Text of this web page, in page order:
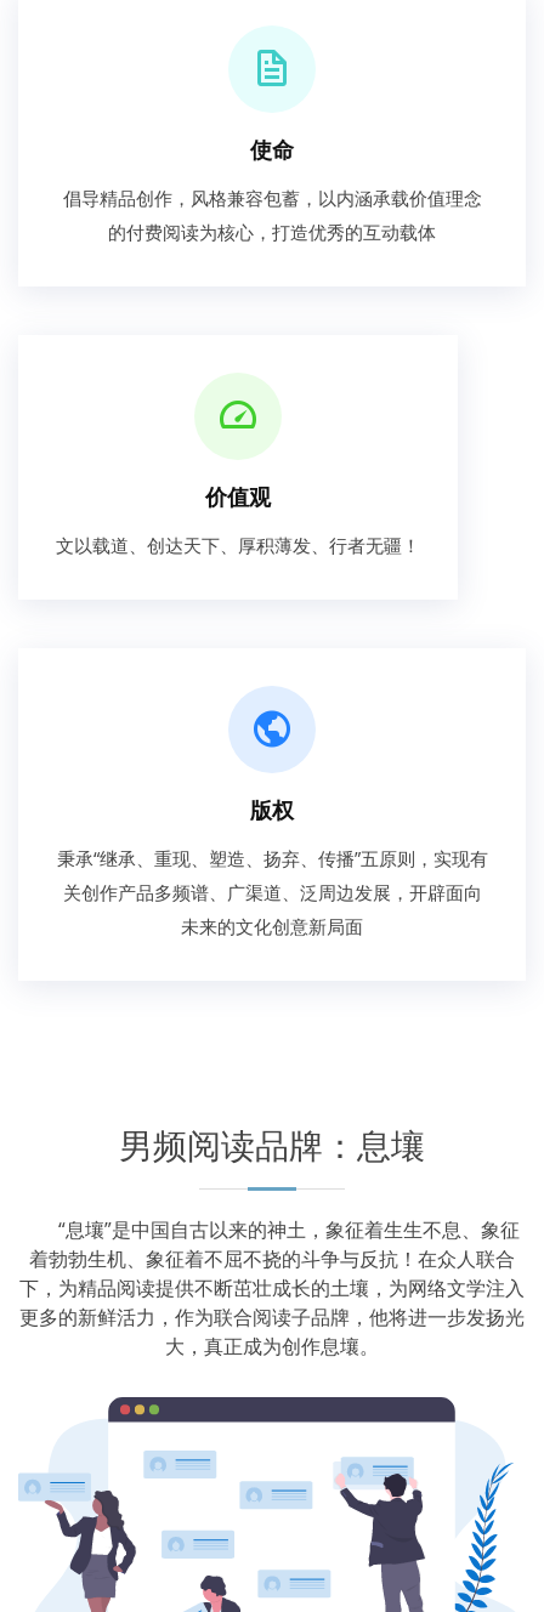
使命
倡导精品创作，风格兼容包蓄，以内涵承载价值理念
的付费阅读为核心，打造优秀的互动载体
价值观
文以载道、创达天下、厚积薄发、行者无疆！
版权
秉承“继承、重现、塑造、扬弃、传播”五原则，实现有
关创作产品多频谱、广渠道、泛周边发展，开辟面向
未来的文化创意新局面
男频阅读品牌：息壤
“息壤”是中国自古以来的神土，象征着生生不息、象征
着勃勃生机、象征着不屈不挠的斗争与反抗！在众人联合
下，为精品阅读提供不断茁壮成长的土壤，为网络文学注入
更多的新鲜活力，作为联合阅读子品牌，他将进一步发扬光
大，真正成为创作息壤。